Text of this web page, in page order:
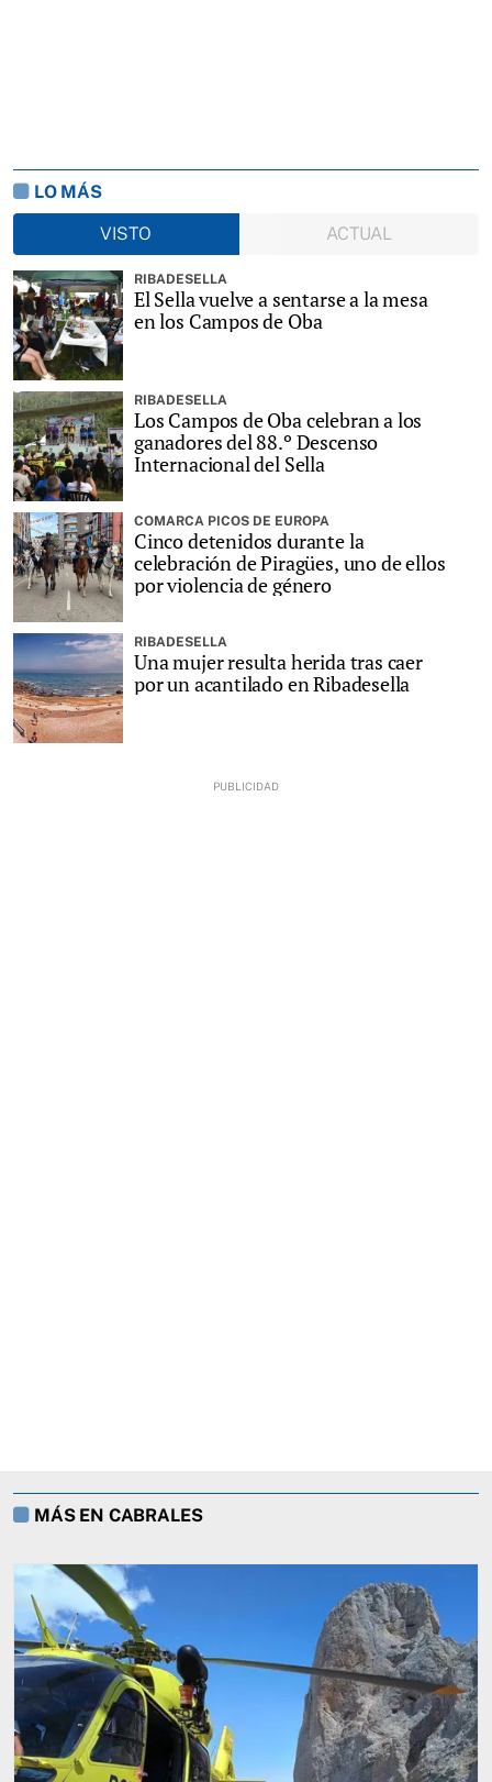
LO MÁS
VISTO
ACTUAL
RIBADESELLA
El Sella vuelve a sentarse a la mesa
en los Campos de Oba
RIBADESELLA
Los Campos de Oba celebran a los
ganadores del 88.º Descenso
Internacional del Sella
COMARCA PICOS DE EUROPA
Cinco detenidos durante la
celebración de Piragües, uno de ellos
por violencia de género
RIBADESELLA
Una mujer resulta herida tras caer
por un acantilado en Ribadesella
MÁS EN CABRALES